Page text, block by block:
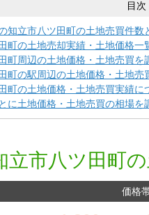
目次
知立市八ツ田町の土地売買件数
町の土地売却実績・土地価格一
町周辺の土地価格・土地売買を
町の駅周辺の土地価格・土地売
町の土地価格・土地売買実績に
に土地価格・土地売買の相場を
立市八ツ田町
価格